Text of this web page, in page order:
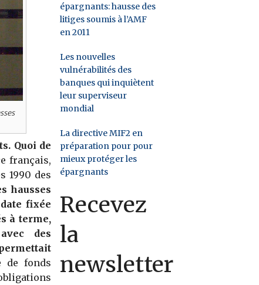
Quoi de
français,
1990 des
hausses
fixée
à terme,
des
de fonds
épargnants: hausse des
litiges soumis à l’AMF
en 2011
Les nouvelles
vulnérabilités des
banques qui inquiètent
leur superviseur
mondial
La directive MIF2 en
préparation pour pour
mieux protéger les
épargnants
Recevez
la
newsletter